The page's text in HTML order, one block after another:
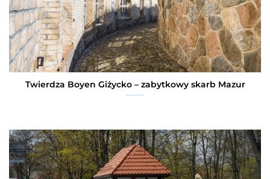
Twierdza Boyen Giżycko – zabytkowy skarb Mazur